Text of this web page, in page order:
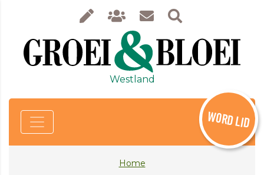
Westland
WORD LID
Home